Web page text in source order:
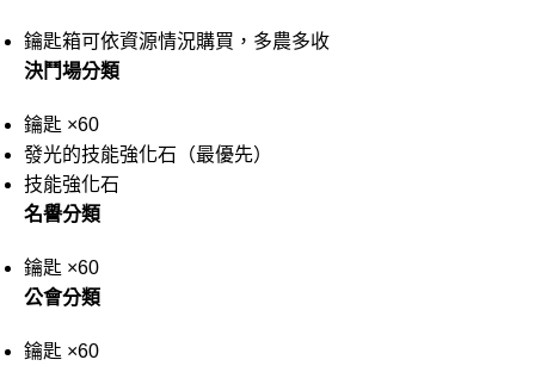
鑰匙箱可依資源情況購買，多農多收
決鬥場分類
鑰匙 ×60
發光的技能強化石（最優先）
技能強化石
名譽分類
鑰匙 ×60
公會分類
鑰匙 ×60